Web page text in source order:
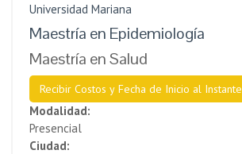
Universidad Mariana
Maestría en Epidemiología
Maestría en Salud
Recibir Costos y Fecha de Inicio al Instante
Modalidad:
Presencial
Ciudad: